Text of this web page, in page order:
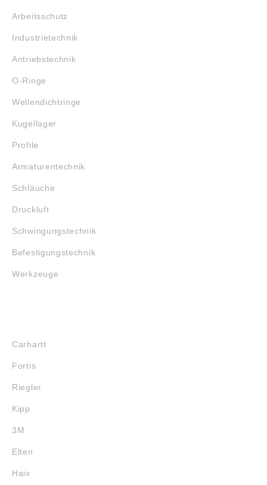
Arbeitsschutz
Industrietechnik
Antriebstechnik
O-Ringe
Wellendichtringe
Kugellager
Profile
Armaturentechnik
Schläuche
Druckluft
Schwingungstechnik
Befestigungstechnik
Werkzeuge
Carhartt
Fortis
Riegler
Kipp
3M
Elten
Haix